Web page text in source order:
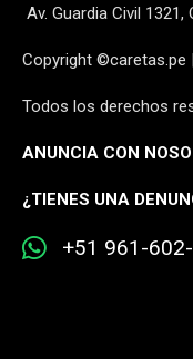
Av. Guardia Civil
Copyright ©caretas.pe
Todos los derechos
ANUNCIA CON
¿TIENES UNA
+51 961-